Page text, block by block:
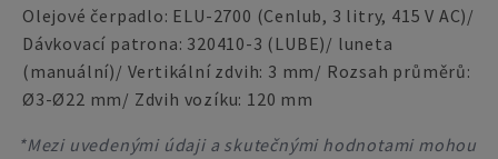
Olejové čerpadlo: ELU-2700 (Cenlub, 3 litry, 415 V AC)/
Dávkovací patrona: 320410-3 (LUBE)/ luneta
(manuální)/ Vertikální zdvih: 3 mm/ Rozsah průměrů:
Ø3-Ø22 mm/ Zdvih vozíku: 120 mm
*Mezi uvedenými údaji a skutečnými hodnotami mohou